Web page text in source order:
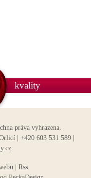
kvality
práva vyhrazena.
| +420 603 531 589 |
| Rss